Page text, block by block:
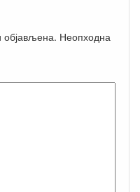
Неопходна